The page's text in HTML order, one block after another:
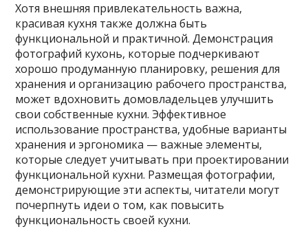
Хотя внешняя привлекательность важна,
красивая кухня также должна быть
функциональной и практичной. Демонстрация
фотографий кухонь, которые подчеркивают
хорошо продуманную планировку, решения для
хранения и организацию рабочего пространства,
может вдохновить домовладельцев улучшить
свои собственные кухни. Эффективное
использование пространства, удобные варианты
хранения и эргономика — важные элементы,
которые следует учитывать при проектировании
функциональной кухни. Размещая фотографии,
демонстрирующие эти аспекты, читатели могут
почерпнуть идеи о том, как повысить
функциональность своей кухни.